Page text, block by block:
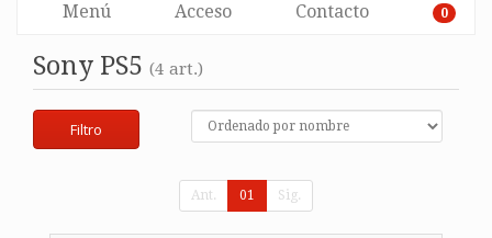
Menú Acceso Contacto 0
Sony PS5 (4 art.)
Filtro
Ant. 01 Sig.